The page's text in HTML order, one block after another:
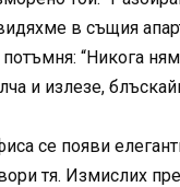
в същия
“Никога
и излезе,
се появи
тя. Измислих